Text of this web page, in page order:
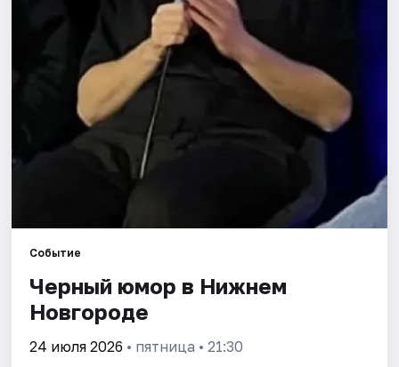
Рейтинги
Событие
Черный юмор в Нижнем
Новгороде
24 июля 2026 • пятница • 21:30